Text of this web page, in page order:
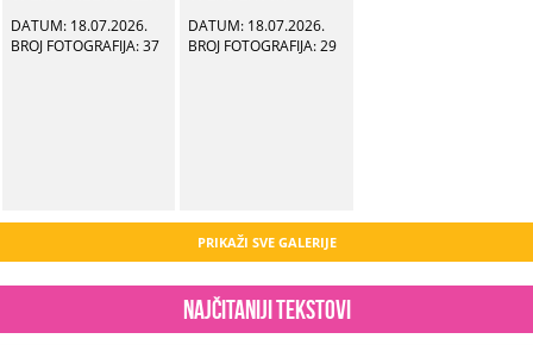
DATUM: 18.07.2026.
BROJ FOTOGRAFIJA: 37
DATUM: 18.07.2026.
BROJ FOTOGRAFIJA: 29
PRIKAŽI SVE GALERIJE
Najčitaniji tekstovi